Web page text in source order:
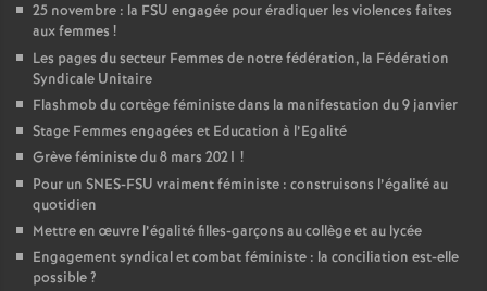
25 novembre : la FSU engagée pour éradiquer les violences faites
aux femmes !
Les pages du secteur Femmes de notre fédération, la Fédération
Syndicale Unitaire
Flashmob du cortège féministe dans la manifestation du 9 janvier
Stage Femmes engagées et Education à l’Egalité
Grève féministe du 8 mars 2021 !
Pour un SNES-FSU vraiment féministe : construisons l’égalité au
quotidien
Mettre en œuvre l’égalité filles-garçons au collège et au lycée
Engagement syndical et combat féministe : la conciliation est-elle
possible?